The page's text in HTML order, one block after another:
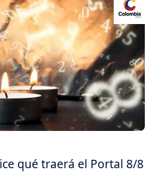
qué traerá el Portal 8/8